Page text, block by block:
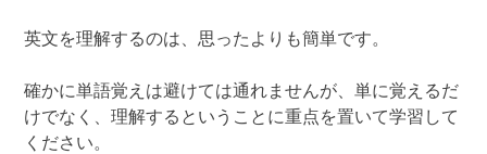
英文を理解するのは、思ったよりも簡単です。
確かに単語覚えは避けては通れませんが、単に覚えるだ
けでなく、理解するということに重点を置いて学習して
ください。